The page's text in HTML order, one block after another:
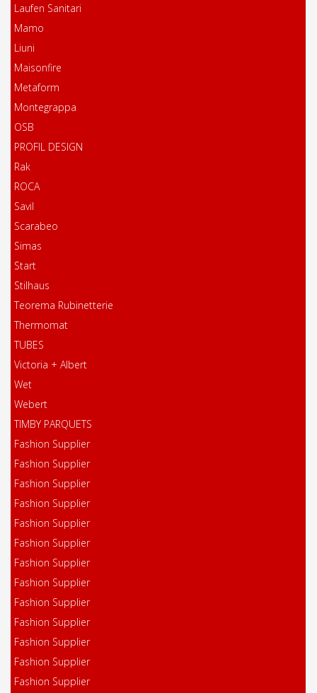
Laufen Sanitari
Mamo
Liuni
Maisonfire
Metaform
Montegrappa
OSB
PROFIL DESIGN
Rak
ROCA
Savil
Scarabeo
Simas
Start
Stilhaus
Teorema Rubinetterie
Thermomat
TUBES
Victoria + Albert
Wet
Webert
TIMBY PARQUETS
Fashion Supplier
Fashion Supplier
Fashion Supplier
Fashion Supplier
Fashion Supplier
Fashion Supplier
Fashion Supplier
Fashion Supplier
Fashion Supplier
Fashion Supplier
Fashion Supplier
Fashion Supplier
Fashion Supplier